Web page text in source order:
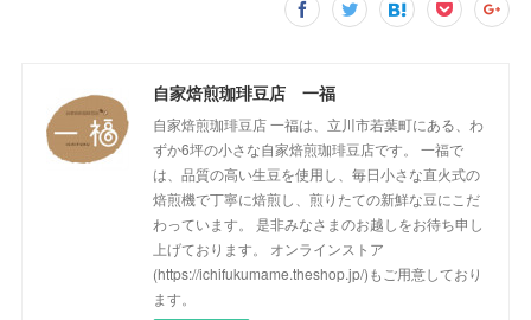
自家焙煎珈琲豆店 一福
自家焙煎珈琲豆店 一福は、立川市若葉町にある、わ
ずか6坪の小さな自家焙煎珈琲豆店です。 一福で
は、品質の高い生豆を使用し、毎日小さな直火式の
焙煎機で丁寧に焙煎し、煎りたての新鮮な豆にこだ
わっています。 是非みなさまのお越しをお待ち申し
上げております。 オンラインストア
(https://ichifukumame.theshop.jp/)もご用意しており
ます。